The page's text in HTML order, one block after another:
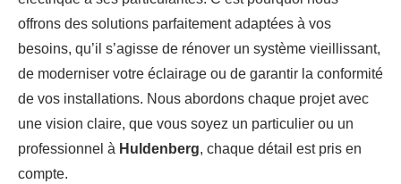
offrons des solutions parfaitement adaptées à vos
besoins, qu’il s’agisse de rénover un système vieillissant,
de moderniser votre éclairage ou de garantir la conformité
de vos installations. Nous abordons chaque projet avec
une vision claire, que vous soyez un particulier ou un
professionnel à Huldenberg, chaque détail est pris en
compte.